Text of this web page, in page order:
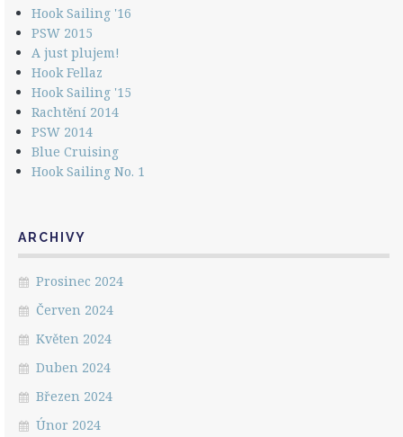
Hook Sailing '16
PSW 2015
A just plujem!
Hook Fellaz
Hook Sailing '15
Rachtění 2014
PSW 2014
Blue Cruising
Hook Sailing No. 1
ARCHIVY
Prosinec 2024
Červen 2024
Květen 2024
Duben 2024
Březen 2024
Únor 2024